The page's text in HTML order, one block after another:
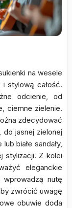
na wesele
stylową całość.
odcienie, od
ciemne zielenie.
zdecydować
do jasnej zielonej
białe sandały,
stylizacji. Z kolei
eleganckie
wprowadzą nutę
zwrócić uwagę
obuwie doda